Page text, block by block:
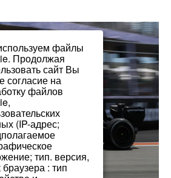
файлы
Продолжая
сайт Вы
согласие на
файлов
(IP-адрес;
тип. версия,
: тип